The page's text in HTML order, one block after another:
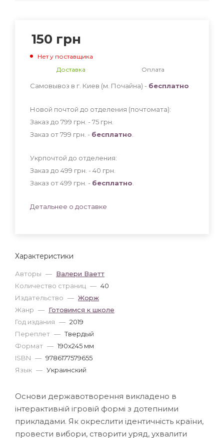
Характеристики
Авторы — Валери Ваетт
Количество страниц — 40
Издательство — Жорж
Жанр — Готовимся к школе
Год издания — 2019
Переплет — Твердый
Формат — 190x245 мм
ISBN — 9786177579655
Язык — Украинский
150 грн
Нет у поставщика
Доставка
Оплата
Самовывоз в г. Киев (м. Почайна) - бесплатно
Новой почтой до отделения (почтомата):
Заказ до 799 грн. - 75 грн
Заказ от 799 грн. - бесплатно
Укрпочтой до отделения:
Заказ до 499 грн. - 40 грн
Заказ от 499 грн. - бесплатно
Детальнее о доставке
Основи державотворення викладено в
інтерактивній ігровій формі з дотепними
прикладами. Як окреслити ідентичність країни,
провести вибори, створити уряд, ухвалити